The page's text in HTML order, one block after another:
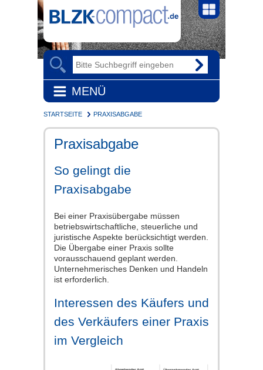
MENÜ
STARTSEITE PRAXISABGABE
Praxisabgabe
So gelingt die
Praxisabgabe
Bei einer Praxisübergabe müssen
betriebswirtschaftliche, steuerliche und
juristische Aspekte berücksichtigt werden.
Die Übergabe einer Praxis sollte
vorausschauend geplant werden.
Unternehmerisches Denken und Handeln
ist erforderlich.
Interessen des Käufers und
des Verkäufers einer Praxis
im Vergleich